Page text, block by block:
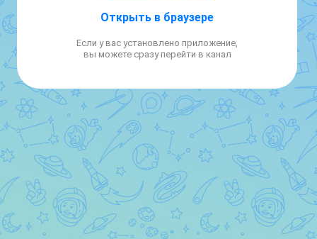
Открыть в браузере
Если у вас установлено приложение,
вы можете сразу перейти в канал